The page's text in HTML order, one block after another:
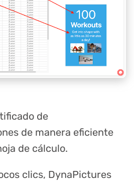
de
de manera eficiente
de cálculo.
clics, DynaPictures